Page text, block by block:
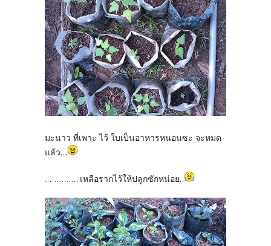
มะนาว ที่เพาะ ไว้ ใบเป็นอาหารหนอนซะ จะหมด
แล้ว...
.............. เหลือรากไว้ให้ปลูกซักหน่อย..